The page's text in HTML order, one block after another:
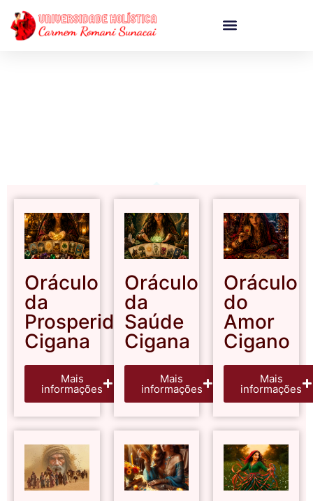
Oráculo
da
Prosperidade
Cigana
Mais
informações
Oráculo
da
Saúde
Cigana
Mais
informações
Oráculo
do
Amor
Cigano
Mais
informações